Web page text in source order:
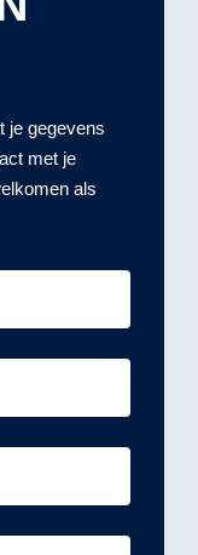
je gegevens
met je
als